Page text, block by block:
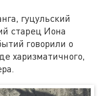
гуцульский
старец Иона
говорили о
харизматичного,